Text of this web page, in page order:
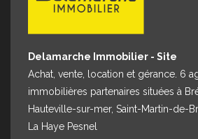
Delamarche Immobilier - Site
Achat, vente, location et gérance. 6
immobilières partenaires situées à
Hauteville-sur-mer, Saint-Martin-de-
La Haye Pesnel